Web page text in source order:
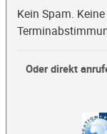
Kein Spam.
Oder direkt